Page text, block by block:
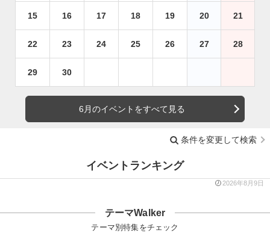
15 16 17 18 19 20 21
22 23 24 25 26 27 28
29 30
6月のイベントをすべて見る
条件を変更して検索
イベントランキング
2026年8月9日
テーマWalker
テーマ別特集をチェック